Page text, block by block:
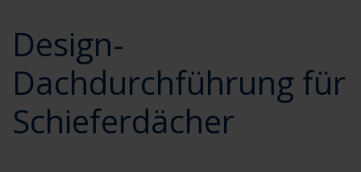
Design-
Dachdurchführung für
Schieferdächer